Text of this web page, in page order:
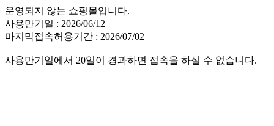
운영되지 않는 쇼핑몰입니다.
사용만기일 : 2026/06/12
마지막접속허용기간 : 2026/07/02
사용만기일에서 20일이 경과하면 접속을 하실 수 없습니다.